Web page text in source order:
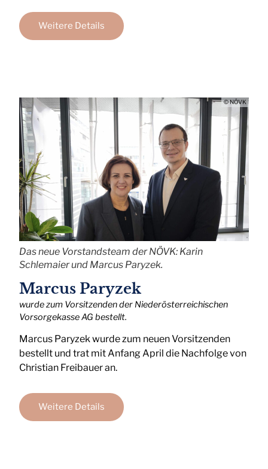
Weitere Details
© NÖVK
Das neue Vorstandsteam der NÖVK: Karin
Schlemaier und Marcus Paryzek.
Marcus Paryzek
wurde zum Vorsitzenden der Niederösterreichischen
Vorsorgekasse AG bestellt.
Marcus Paryzek wurde zum neuen Vorsitzenden
bestellt und trat mit Anfang April die Nachfolge von
Christian Freibauer an.
Weitere Details